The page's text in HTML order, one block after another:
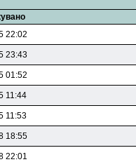
22:02
23:43
01:52
11:44
11:53
18:55
22:01